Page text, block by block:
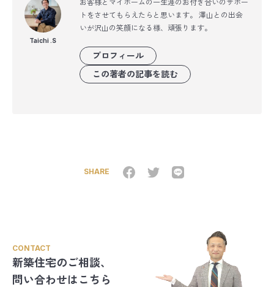
Taichi .S
お客様とマイホームの一生涯のお付き合いのサポー
トをさせてもらえたらと思います。 澤山との出会
いが沢山の笑顔になる様、頑張ります。
プロフィール
この著者の記事を読む
SHARE
CONTACT
新築住宅のご相談、
問い合わせはこちら